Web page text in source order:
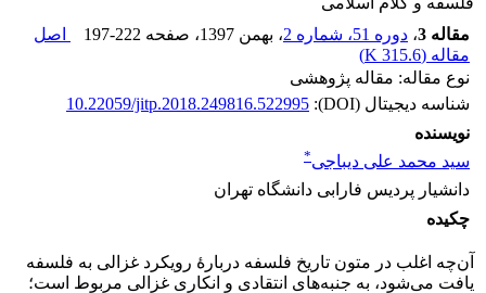
مقاله 3
، دوره 51، شماره 2 ، بهمن 1397 ، صفحه 197-222
اصل
مقاله (315.6 K
)
نوع مقاله: مقاله پژوهشی
شناسه دیجیتال (DOI):
10.22059/jitp.2018.249816.522995
نویسنده
سید محمد علی دیباجی*
دانشیار پردیس فارابی دانشگاه تهران
چکیده
آن‌چه اغلب در متون تاریخ فلسفه دربارۀ رویکرد غزالی به فلسفه
یافت می‌شود، به جنبه‌های انتقادی و انکاری غزالی مربوط است؛